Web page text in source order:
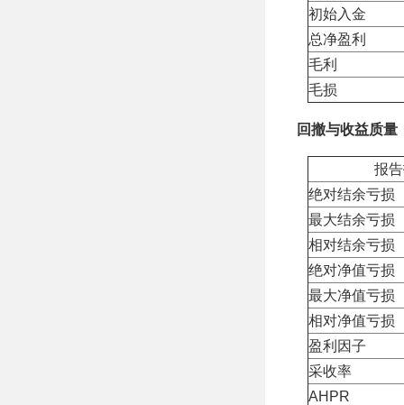
初始入金
总净盈利
毛利
毛损
回撤与收益质量
报
绝对结余亏损
最大结余亏损
相对结余亏损
绝对净值亏损
最大净值亏损
相对净值亏损
盈利因子
采收率
AHPR